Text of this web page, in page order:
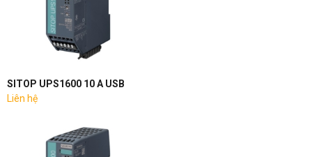
SITOP UPS1600 10 A USB
Liên hệ